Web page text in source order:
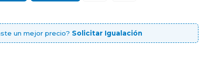
un mejor precio? Solicitar Igualación